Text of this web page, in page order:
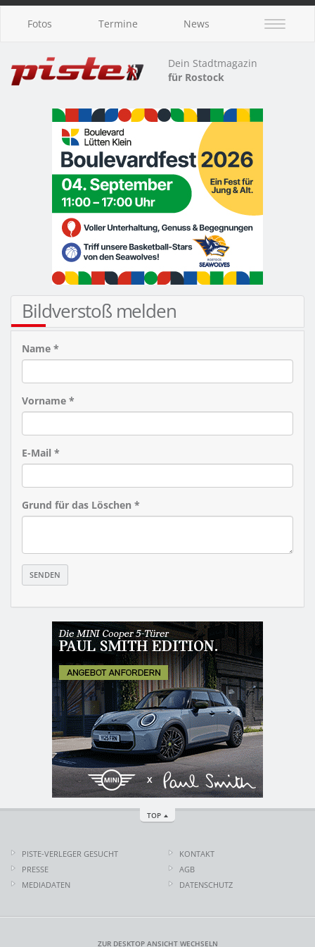
Fotos Termine News
Dein Stadtmagazin
für Rostock
Bildverstoß melden
Name *
Vorname *
E-Mail *
Grund für das Löschen *
TOP
PISTE-VERLEGER GESUCHT
PRESSE
MEDIADATEN
KONTAKT
AGB
DATENSCHUTZ
ZUR DESKTOP ANSICHT WECHSELN